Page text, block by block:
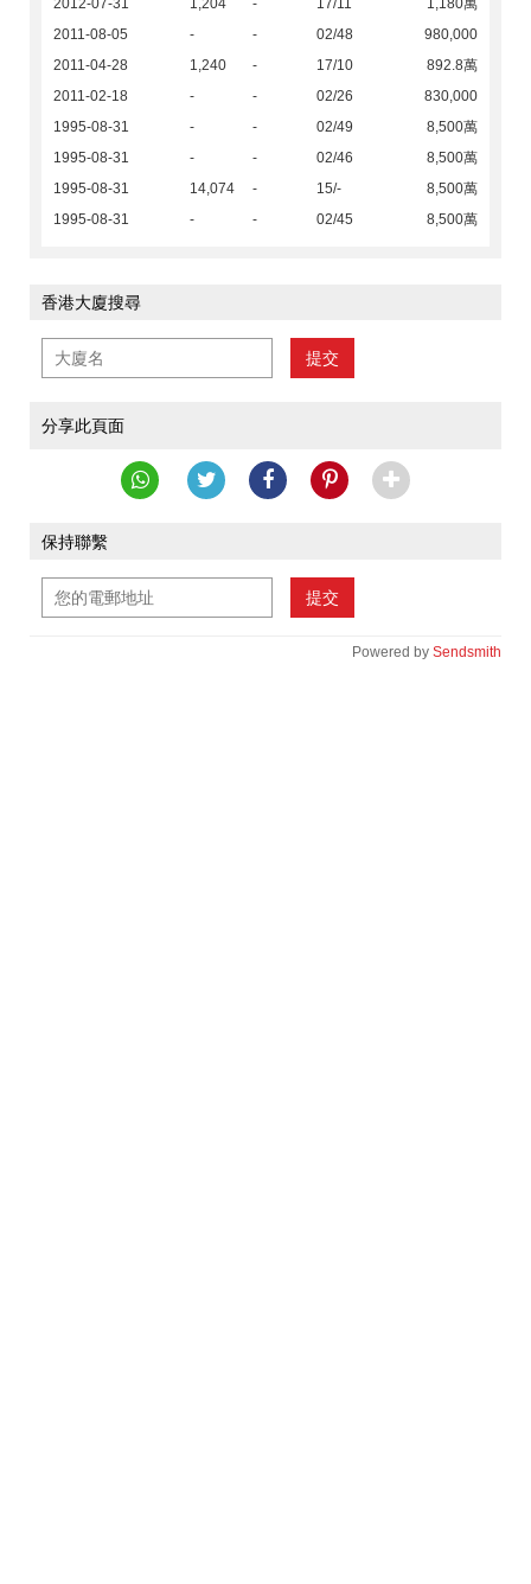
2012-07-31 1,204 - 17/11
1,180萬
2011-08-05
- - 02/48
980,000
2011-04-28
1,240 - 17/10
892.8萬
2011-02-18
- - 02/26
830,000
1995-08-31
- - 02/49
8,500萬
1995-08-31
- - 02/46
8,500萬
1995-08-31
14,074 - 15/-
8,500萬
1995-08-31
- - 02/45 8,500萬
香港大廈搜尋
提交
分享此頁面
保持聯繫
提交
Powered by Sendsmith